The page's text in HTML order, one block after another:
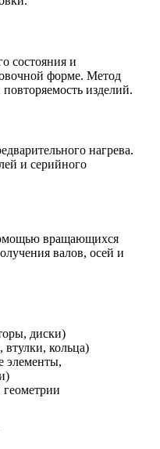
состояния и
форме. Метод
изделий.
нагрева.
и серийного
вращающихся
валов, осей и
диски)
кольца)
элементы,